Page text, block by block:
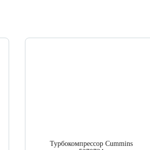
Турбокомпрессор Cummins